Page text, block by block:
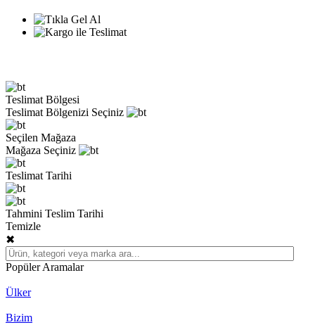
Teslimat Bölgesi
Teslimat Bölgenizi Seçiniz
Seçilen Mağaza
Mağaza Seçiniz
Teslimat Tarihi
Tahmini Teslim Tarihi
Temizle
✖
Popüler Aramalar
Ülker
Bizim